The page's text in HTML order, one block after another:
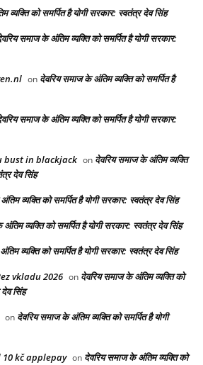
व्यक्ति को समर्पित है योगी सरकार: स्वतंत्र देव सिंह
समाज के अंतिम व्यक्ति को समर्पित है योगी सरकार:
on देवरिय समाज के अंतिम व्यक्ति को समर्पित है
समाज के अंतिम व्यक्ति को समर्पित है योगी सरकार:
bust in blackjack on देवरिय समाज के अंतिम व्यक्ति
देव सिंह
व्यक्ति को समर्पित है योगी सरकार: स्वतंत्र देव सिंह
व्यक्ति को समर्पित है योगी सरकार: स्वतंत्र देव सिंह
व्यक्ति को समर्पित है योगी सरकार: स्वतंत्र देव सिंह
vkladu 2026 on देवरिय समाज के अंतिम व्यक्ति को
सिंह
on देवरिय समाज के अंतिम व्यक्ति को समर्पित है योगी
kč applepay on देवरिय समाज के अंतिम व्यक्ति को